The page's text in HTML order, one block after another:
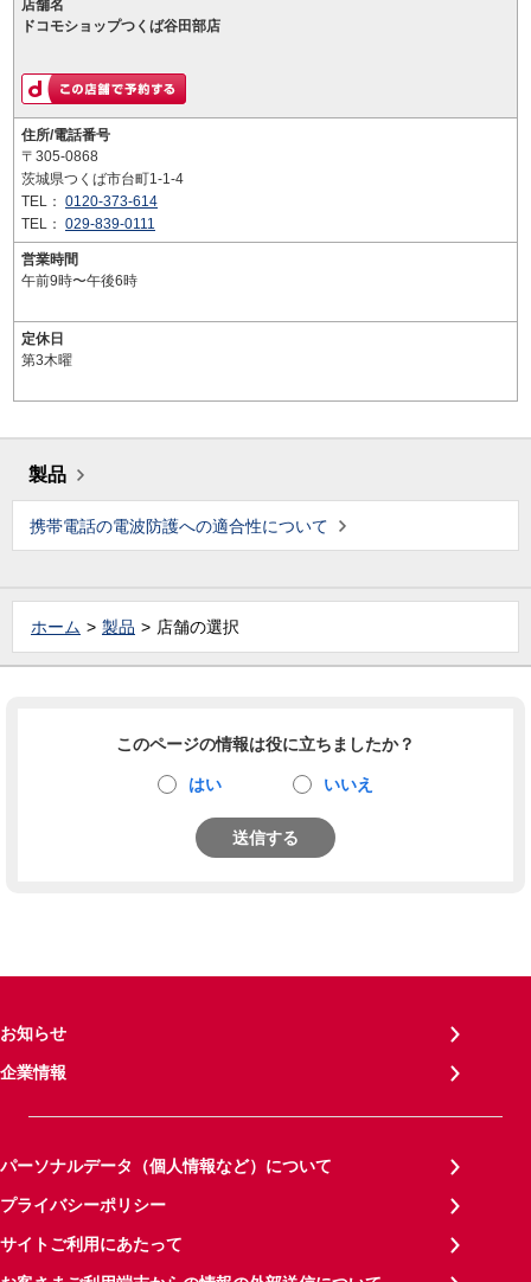
店舗名
ドコモショップつくば谷田部店
住所/電話番号
〒305-0868
茨城県つくば市台町1-1-4
TEL： 0120-373-614
TEL： 029-839-0111
営業時間
午前9時〜午後6時
定休日
第3木曜
製品
携帯電話の電波防護への適合性について
ホーム 製品 店舗の選択
このページの情報は役に立ちましたか？
はい いいえ
送信する
お知らせ
企業情報
パーソナルデータ（個人情報など）について
プライバシーポリシー
サイトご利用にあたって